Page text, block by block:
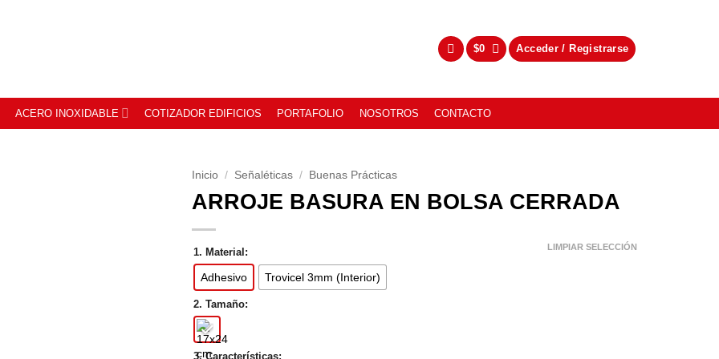
$0 Acceder / Registrarse
ACERO INOXIDABLE COTIZADOR EDIFICIOS PORTAFOLIO NOSOTROS CONTACTO
Inicio / Señaléticas / Buenas Prácticas
ARROJE BASURA EN BOLSA CERRADA
1. Material:
Adhesivo Trovicel 3mm (Interior)
2. Tamaño:
3. Características:
LIMPIAR SELECCIÓN